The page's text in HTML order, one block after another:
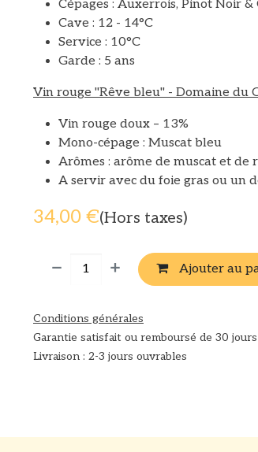
Cépages : Auxerrois, Pinot Noir
Cave : 12 - 14°C
Service : 10°C
Garde : 5 ans
Vin rouge "Rêve bleu" - Domaine du
Vin rouge doux – 13%
Mono-cépage : Muscat bleu
Arômes : arôme de muscat et de
A servir avec du foie gras ou un
34,00 €(Hors taxes)
Ajouter au
Conditions générales
Garantie satisfait ou remboursé de 30 jours
Livraison : 2-3 jours ouvrables